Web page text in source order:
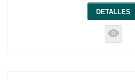
DETALLES
K